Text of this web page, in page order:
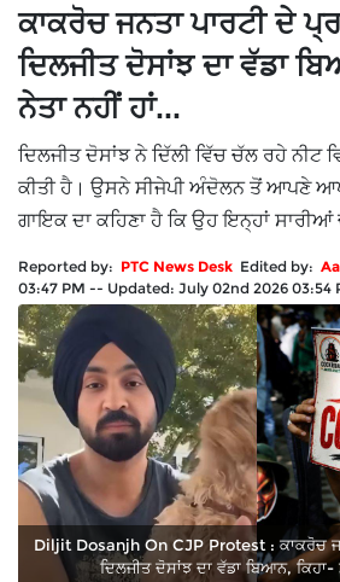
ਕਾਕਰੋਚ ਜਨਤਾ ਪਾਰਟੀ ਦੇ
ਦਿਲਜੀਤ ਦੋਸਾਂਝ ਦਾ ਵੱਡਾ
ਨੇਤਾ ਨਹੀਂ ਹਾਂ...
ਦਿਲਜੀਤ ਦੋਸਾਂਝ ਨੇ ਦਿੱਲੀ ਵਿੱਚ ਚੱਲ ਰਹੇ ਨੀਟ
ਕੀਤੀ ਹੈ। ਉਸਨੇ ਸੀਜੇਪੀ ਅੰਦੋਲਨ ਤੋਂ ਆਪਣੇ
ਗਾਇਕ ਦਾ ਕਹਿਣਾ ਹੈ ਕਿ ਉਹ ਇਨ੍ਹਾਂ ਸਾਰੀਆਂ
Reported by: PTC News Desk Edited by:
03:47 PM -- Updated: July 02nd 2026 03:54
Diljit Dosanjh On CJP Protest : ਕਾਕਰੋਚ
ਦਿਲਜੀਤ ਦੋਸਾਂਝ ਦਾ ਵੱਡਾ ਬਿਆਨ, ਕਿਹਾ-